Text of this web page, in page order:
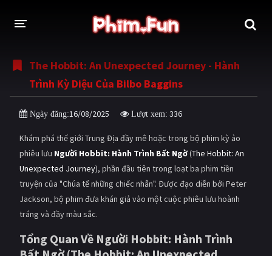
THỂ LOẠI
Thần thoại - Cổ trang Hành động
Tâm lý
Võ thuật - Kiếm hiệp Nhạc kịch
Kinh dị Tội phạm - Hình sự
Phiêu lưu Hài hước
Viễn tưởng
Hoạt hình Thể thao
The Hobbit: An Unexpected Journey - Hành
Trình Kỳ Diệu Của Bilbo Baggins
Ngày đăng:16/08/2025 Lượt xem: 336
Khám phá thế giới Trung Địa đầy mê hoặc trong bộ phim kỳ ảo
phiêu lưu Người Hobbit: Hành Trình Bất Ngờ(The Hobbit: An
Unexpected Journey), phần đầu tiên trong loạt ba phim tiền
truyện của "Chúa tể những chiếc nhẫn". Được đạo diễn bởi Peter
Jackson, bộ phim đưa khán giả vào một cuộc phiêu lưu hoành
tráng và đầy màu sắc.
Tổng Quan Về Người Hobbit: Hành Trình